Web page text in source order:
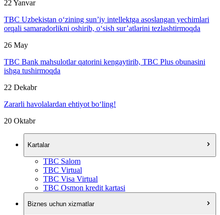
22 Yanvar
TBC Uzbekistan o‘zining sun’iy intellektga asoslangan yechimlari
orqali samaradorlikni oshirib, o‘sish sur’atlarini tezlashtirmoqda
26 May
TBC Bank mahsulotlar qatorini kengaytirib, TBC Plus obunasini
ishga tushirmoqda
22 Dekabr
Zararli havolalardan ehtiyot bo‘ling!
20 Oktabr
Kartalar
TBC Salom
TBC Virtual
TBC Visa Virtual
TBC Osmon kredit kartasi
Biznes uchun xizmatlar